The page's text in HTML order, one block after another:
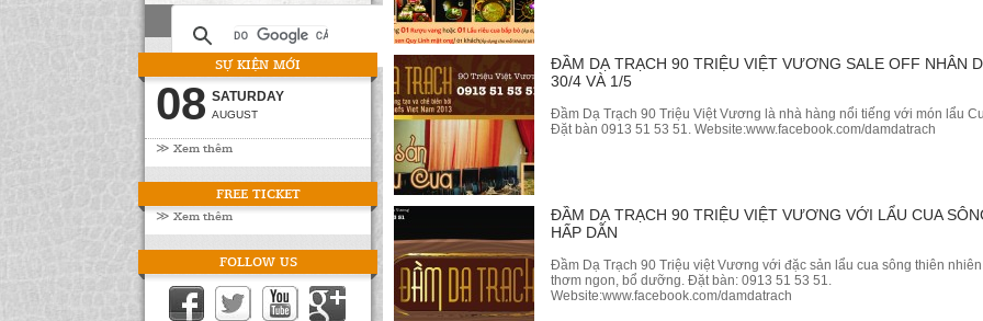
SỰ KIỆN MỚI
08 SATURDAY
AUGUST
≫ Xem thêm
FREE TICKET
≫ Xem thêm
FOLLOW US
ĐẦM DẠ TRẠCH 90 TRIỆU VIỆT VƯƠNG SALE OFF NHÂN
30/4 VÀ 1/5
Đầm Dạ Trạch 90 Triệu Việt Vương là nhà hàng nổi tiếng với món lẩu
Đặt bàn 0913 51 53 51. Website:www.facebook.com/damdatrach
ĐẦM DẠ TRẠCH 90 TRIỆU VIỆT VƯƠNG VỚI LẨU CUA
HẤP DẪN
Đầm Dạ Trạch 90 Triệu việt Vương với đặc sản lẩu cua sông thiên nhiên
thơm ngon, bổ dưỡng. Đặt bàn: 0913 51 53 51.
Website:www.facebook.com/damdatrach